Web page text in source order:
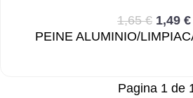
1,65 € 1,49 €
PEINE ALUMINIO/
Pagina 1 de